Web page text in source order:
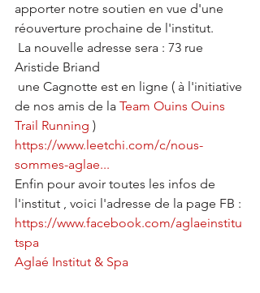
apporter notre soutien en vue d'une
réouverture prochaine de l'institut.
Aristide Briand
de nos amis de la Team Ouins Ouins
Trail Running )
https://www.leetchi.com/c/nous-
sommes-aglae...
Enfin pour avoir toutes les infos de
l'institut , voici l'adresse de la page FB :
https://www.facebook.com/aglaeinstitu
tspa
Aglaé Institut & Spa